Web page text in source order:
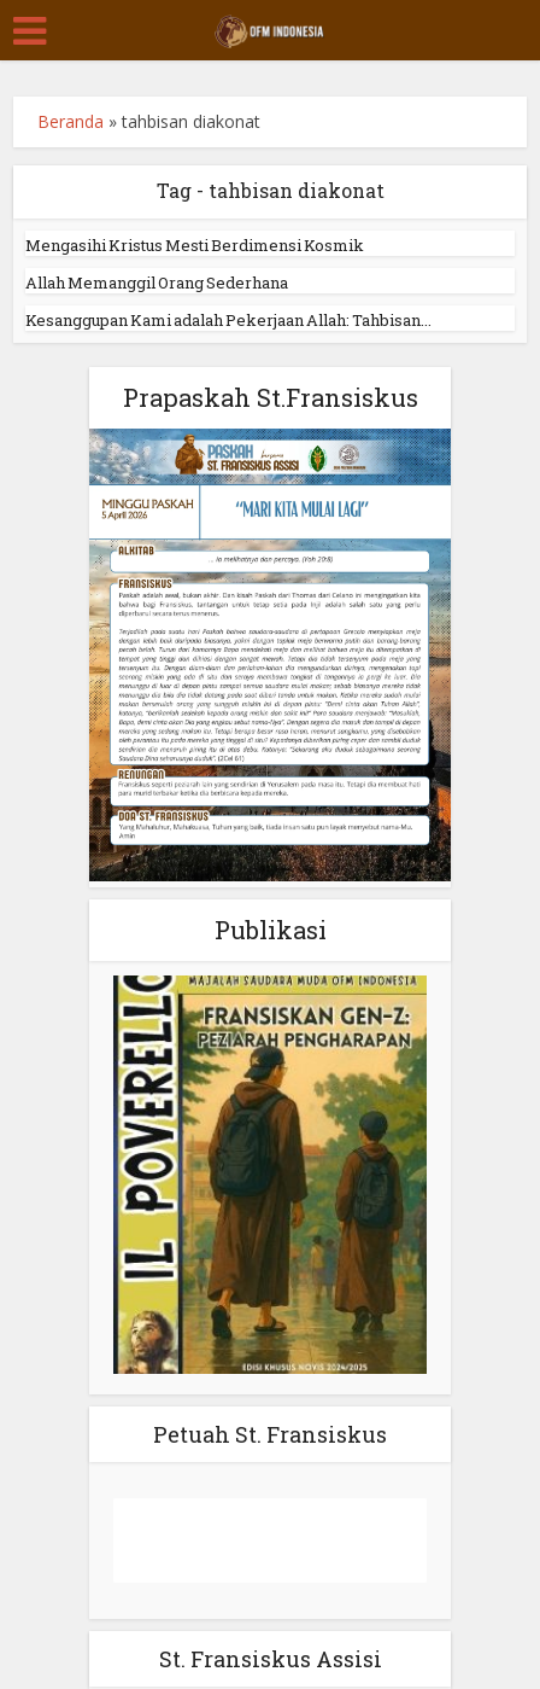
Beranda »tahbisan diakonat
Tag - tahbisan diakonat
Mengasihi Kristus Mesti Berdimensi Kosmik
Allah Memanggil Orang Sederhana
Kesanggupan Kami adalah Pekerjaan Allah: Tahbisan...
Prapaskah St.Fransiskus
Publikasi
Petuah St. Fransiskus
St. Fransiskus Assisi